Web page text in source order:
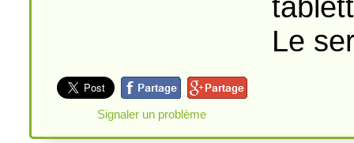
Le
Signaler un problème